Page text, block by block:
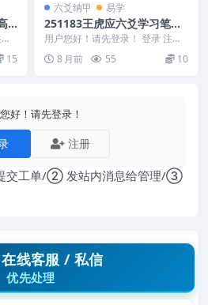
15
六爻纳甲 易学
251183王虎应六爻学习笔记
pdf 206页电子版Y
用户您好！请先登录！ 登录 注册
王虎应六爻学习笔记pdf 206页电
子版Y 2...
8 月前 55 10
好！请先登录！
注册
交工单/② 发站内消息给管理/③
线客服 / 私信
优先处理